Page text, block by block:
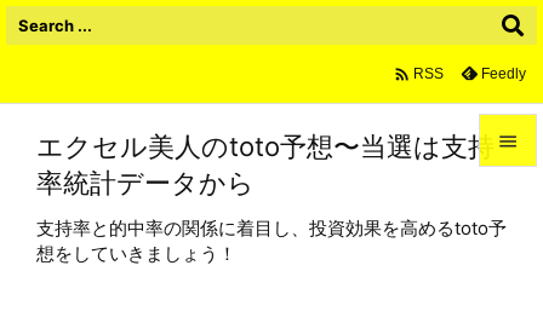
エクセル美人のtoto予想〜当選は支持
率統計データから
支持率と的中率の関係に着目し、投資効果を高めるtoto予
想をしていきましょう！

メニュ
 RSS Feedly